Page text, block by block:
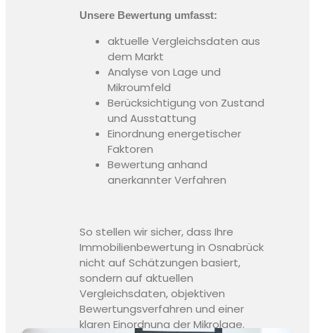
Unsere Bewertung umfasst:
aktuelle Vergleichsdaten aus
dem Markt
Analyse von Lage und
Mikroumfeld
Berücksichtigung von Zustand
und Ausstattung
Einordnung energetischer
Faktoren
Bewertung anhand
anerkannter Verfahren
So stellen wir sicher, dass Ihre
Immobilienbewertung in Osnabrück
nicht auf Schätzungen basiert,
sondern auf aktuellen
Vergleichsdaten, objektiven
Bewertungsverfahren und einer
klaren Einordnung der Mikrolage.